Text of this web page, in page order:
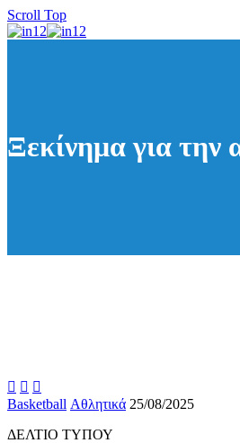
Scroll Top
Ξεκίνημα για
  
Basketball Αθλητικά 25/08/2025
ΔΕΛΤΙΟ ΤΥΠΟΥ